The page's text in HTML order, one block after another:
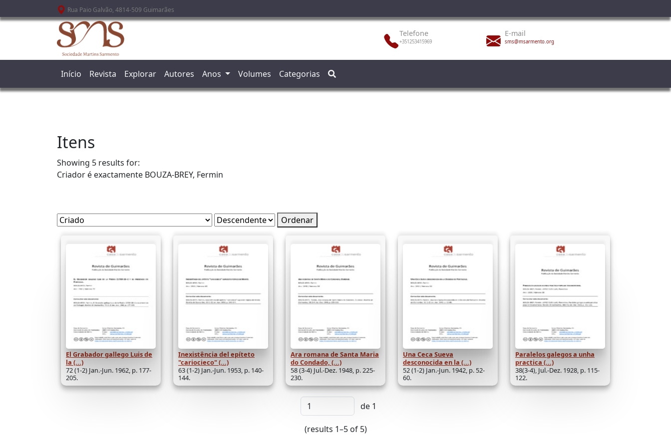
Passar para o conteúdo principal
Rua Paio Galvão, 4814-509 Guimarães
Telefone
+351253415969
E-mail
sms@msarmento.org
Início Revista Explorar Autores Anos Volumes Categorias
Itens
Showing 5 results for:
Criador é exactamente BOUZA-BREY, Fermin
Ordenar
El Grabador gallego Luis de
la (...)
72 (1-2) Jan.-Jun. 1962, p. 177-
205.
Inexistência del epíteto
"cariocieco" (...)
63 (1-2) Jan.-Jun. 1953, p. 140-
144.
Ara romana de Santa Maria
do Condado, (...)
58 (3-4) Jul.-Dez. 1948, p. 225-
230.
Una Ceca Sueva
desconocida en la (...)
52 (1-2) Jan.-Jun. 1942, p. 52-
60.
Paralelos galegos a unha
practica (...)
38(3-4), Jul.-Dez. 1928, p. 115-
122.
de 1
(results 1–5 of 5)